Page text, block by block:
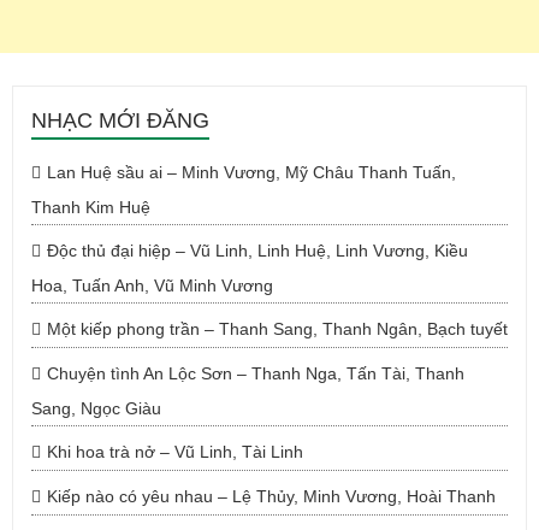
NHẠC MỚI ĐĂNG
Lan Huệ sầu ai – Minh Vương, Mỹ Châu Thanh Tuấn,
Thanh Kim Huệ
Độc thủ đại hiệp – Vũ Linh, Linh Huệ, Linh Vương, Kiều
Hoa, Tuấn Anh, Vũ Minh Vương
Một kiếp phong trần – Thanh Sang, Thanh Ngân, Bạch tuyết
Chuyện tình An Lộc Sơn – Thanh Nga, Tấn Tài, Thanh
Sang, Ngọc Giàu
Khi hoa trà nở – Vũ Linh, Tài Linh
Kiếp nào có yêu nhau – Lệ Thủy, Minh Vương, Hoài Thanh